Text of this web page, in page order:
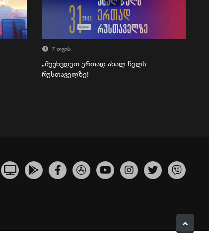
7 თვის
„შევხვდეთ ერთად ახალ წელს
რუსთაველზე!